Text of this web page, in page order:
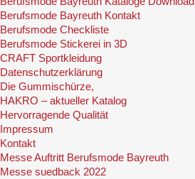
Berufsmode Bayreuth Kontakt
Berufsmode Checkliste
Berufsmode Stickerei in 3D
CRAFT Sportkleidung
Datenschutzerklärung
Die Gummischürze,
HAKRO – aktueller Katalog
Hervorragende Qualität
Impressum
Kontakt
Messe Auftritt Berufsmode Bayreuth
Messe suedback 2022